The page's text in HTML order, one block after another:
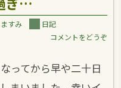
すみ
日記
コメントをどうぞ
ってから早や二十日